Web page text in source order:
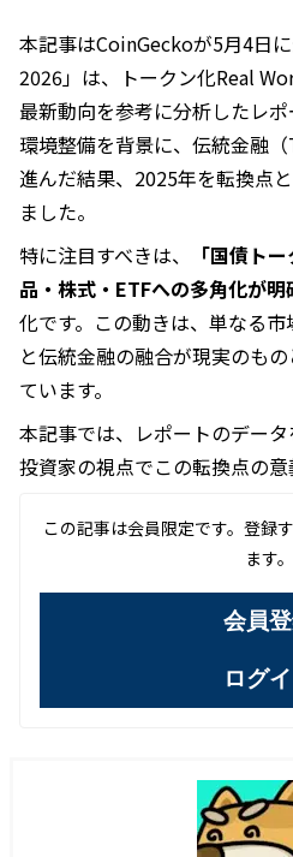
本記事はCoinGeckoが5月4日
2026」は、トークン化Real
最新動向を参考に分析したレ
環境整備を背景に、伝統金融
進んだ結果、2025年を転換点
ました。
特に注目すべきは、
「国債ト
品・株式・ETFへの多角化が明
化です。この動きは、単なる
と伝統金融の融合が現実のも
ています。
本記事では、レポートのデー
投資家の視点でこの転換点の意
この記事は会員限定です。登録
ます。
会員
ログ